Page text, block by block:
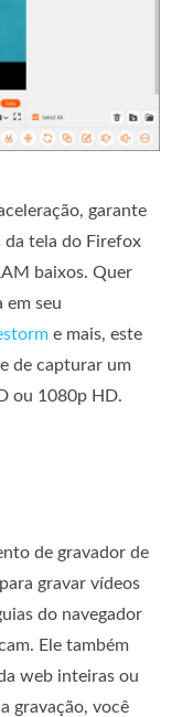
garante
da tela do Firefox
baixos. Quer
em seu
e mais, este
de capturar um
ou 1080p HD.
de gravador de
gravar vídeos
do navegador
Ele também
web inteiras ou
gravação, você